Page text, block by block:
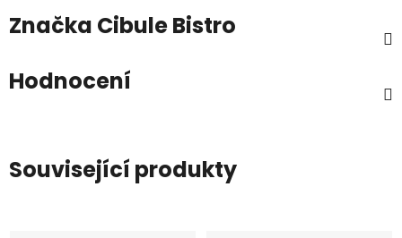
Značka Cibule Bistro
Hodnocení
Související produkty